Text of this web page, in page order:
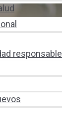
responsable